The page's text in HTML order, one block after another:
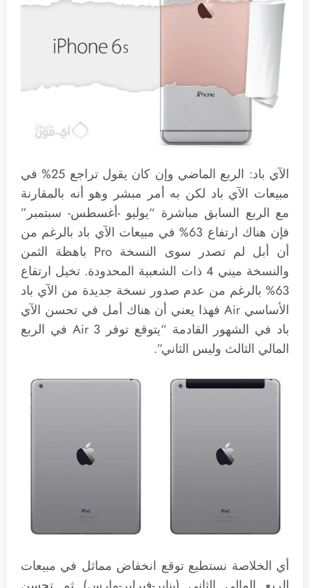
الآي باد: الربع الماضي وإن كان يقول تراجع 25% في
مبيعات الآي باد لكن به أمر مبشر وهو أنه بالمقارنة
مع الربع السابق مباشرة “يوليو -أغسطس- سبتمبر”
فإن هناك ارتفاع 63% في مبيعات الآي باد بالرغم من
أن أبل لم تصدر سوى النسخة Pro باهظة الثمن
والنسخة ميني 4 ذات الشعبية المحدودة. تخيل ارتفاع
63% بالرغم من عدم صدور نسخة جديدة من الآي باد
الأساسي Air فهذا يعني أن هناك أمل في تحسن الآي
باد في الشهور القادمة “يتوقع توفر Air 3 في الربع
المالي الثالث وليس الثاني”.
أي الخلاصة نستطيع توقع انخفاض مماثل في مبيعات